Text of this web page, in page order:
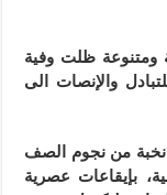
ومتنوعة ظلت وفية
والإنصات الى
نخبة من نجوم الصف
بإيقاعات عصرية